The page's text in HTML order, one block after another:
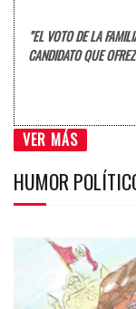
"EL VOTO DE LA
CANDIDATO QUE
VER MÁS
HUMOR